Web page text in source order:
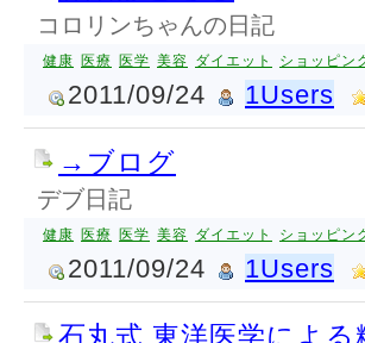
コロリンちゃんの日記
健康 医療 医学 美容 ダイエット ショッピン
2011/09/24 1Users
→ブログ
デブ日記
健康 医療 医学 美容 ダイエット ショッピン
2011/09/24 1Users
石丸式 東洋医学によ